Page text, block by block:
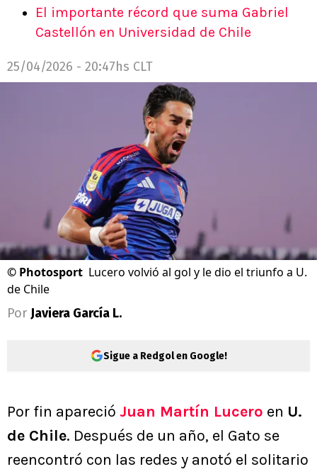
El importante récord que suma Gabriel
Castellón en Universidad de Chile
25/04/2026 - 20:47hs CLT
© Photosport Lucero volvió al gol y le dio el triunfo a U.
de Chile
Por Javiera García L.
Sigue a Redgol en Google!
Por fin apareció Juan Martín Lucero en U.
de Chile. Después de un año, el Gato se
reencontró con las redes y anotó el solitario